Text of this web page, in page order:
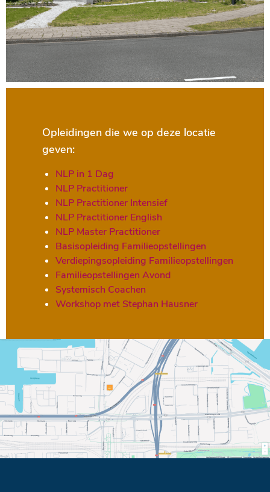
Opleidingen die we op deze locatie
geven:
NLP in 1 Dag
NLP Practitioner
NLP Practitioner Intensief
NLP Practitioner English
NLP Master Practitioner
Basisopleiding Familieopstellingen
Verdiepingsopleiding Familieopstellingen
Familieopstellingen Avond
Systemisch Coachen
Workshop met Stephan Hausner